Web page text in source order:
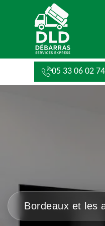
05 33 06 02 74
Bordeaux et les